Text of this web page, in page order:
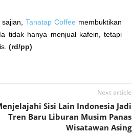
sajian,Tanatap Coffee membuktikan
tidak hanya menjual kafein, tetapi
(rd/pp)
Next article
Sisi Lain Indonesia Jadi
Tren Baru Liburan Musim Panas
Wisatawan Asing